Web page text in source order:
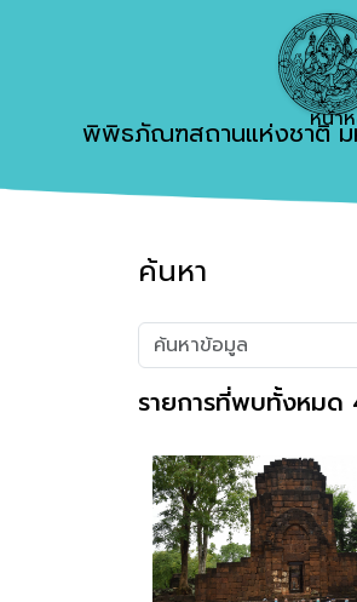
พิพิธภัณฑสถานแห่งชาติ ม
หน้า
ค้นหา
รายการที่พบทั้งหมด